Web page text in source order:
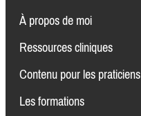
À propos de moi
Ressources cliniques
Contenu pour les praticiens
Les formations